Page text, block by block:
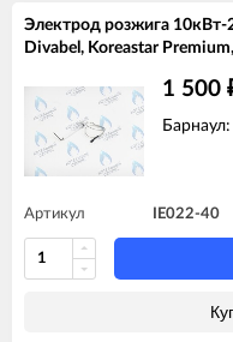
Электрод розжига 10кВт-
Divabel, Koreastar
1 500
Барнаул:
Артикул IE022-40